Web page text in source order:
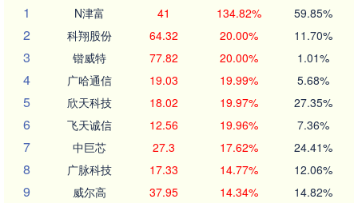
1
N津富 41 134.82% 59.85%
2 科翔股份 64.32 20.00% 11.70%
3 锴威特 77.82 20.00% 1.01%
4 广哈通信 19.03 19.99% 5.68%
5 欣天科技 18.02 19.97% 27.35%
6 飞天诚信 12.56 19.96% 7.36%
7 中巨芯 27.3 17.62% 24.41%
8 广脉科技 17.33 14.77% 12.06%
9 威尔高 37.95 14.34% 14.82%